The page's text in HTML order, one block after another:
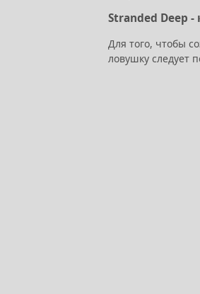
Stranded Deep
Для того, чтобы
ловушку следует